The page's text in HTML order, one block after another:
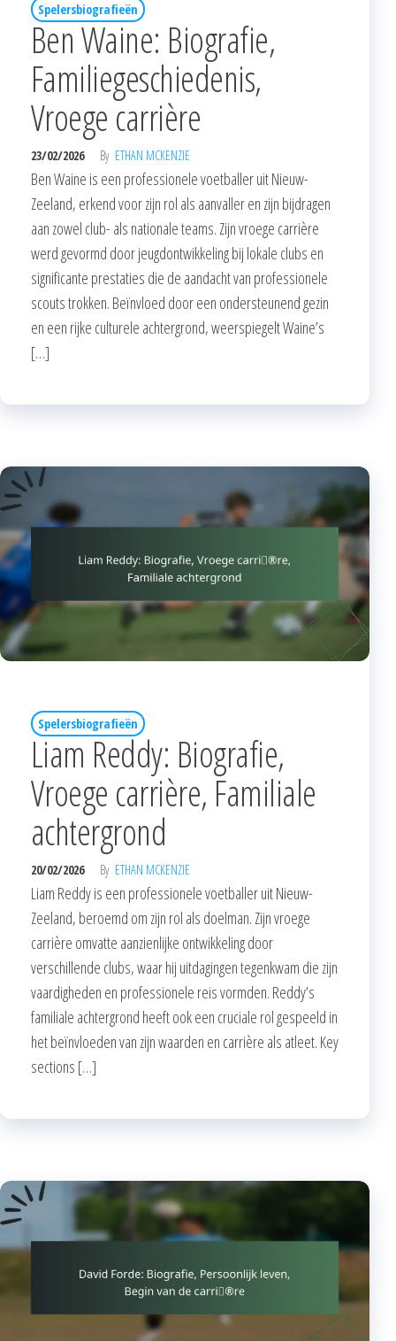
Spelersbiografieën
Ben Waine: Biografie,
Familiegeschiedenis,
Vroege carrière
23/02/2026 By ETHAN MCKENZIE
Ben Waine is een professionele voetballer uit Nieuw-
Zeeland, erkend voor zijn rol als aanvaller en zijn bijdragen
aan zowel club- als nationale teams. Zijn vroege carrière
werd gevormd door jeugdontwikkeling bij lokale clubs en
significante prestaties die de aandacht van professionele
scouts trokken. Beïnvloed door een ondersteunend gezin
en een rijke culturele achtergrond, weerspiegelt Waine’s
[…]
Spelersbiografieën
Liam Reddy: Biografie,
Vroege carrière, Familiale
achtergrond
20/02/2026 By ETHAN MCKENZIE
Liam Reddy is een professionele voetballer uit Nieuw-
Zeeland, beroemd om zijn rol als doelman. Zijn vroege
carrière omvatte aanzienlijke ontwikkeling door
verschillende clubs, waar hij uitdagingen tegenkwam die zijn
vaardigheden en professionele reis vormden. Reddy’s
familiale achtergrond heeft ook een cruciale rol gespeeld in
het beïnvloeden van zijn waarden en carrière als atleet. Key
sections […]